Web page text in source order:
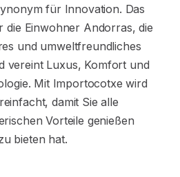
für Innovation. Das
die Einwohner Andorras, die
und umweltfreundliches
vereint Luxus, Komfort und
Mit Importocotxe wird
damit Sie alle
Vorteile genießen
bieten hat.